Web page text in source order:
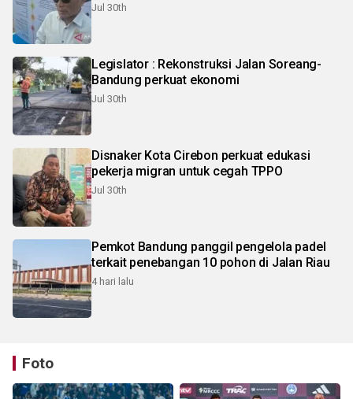
Jul 30th
Legislator : Rekonstruksi Jalan Soreang-
Bandung perkuat ekonomi
Jul 30th
Disnaker Kota Cirebon perkuat edukasi
pekerja migran untuk cegah TPPO
Jul 30th
Pemkot Bandung panggil pengelola padel
terkait penebangan 10 pohon di Jalan Riau
4 hari lalu
Foto